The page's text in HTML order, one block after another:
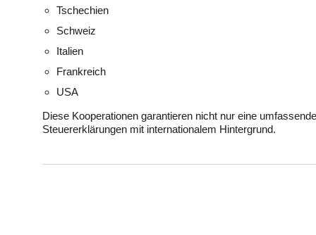
Tschechien
Schweiz
Italien
Frankreich
USA
Diese Kooperationen garantieren nicht nur eine
Steuererklärungen mit internationalem Hintergrund.